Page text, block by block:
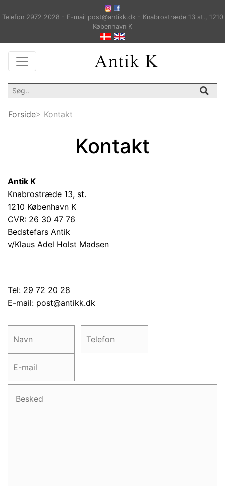
Telefon 2972 2028 - E-mail post@antikk.dk - Knabrostræde 13 st., 1210
København K
Forside> Kontakt
Kontakt
Antik K
Knabrostræde 13, st.
1210 København K
CVR: 26 30 47 76
Bedstefars Antik
v/Klaus Adel Holst Madsen
Tel: 29 72 20 28
E-mail: post@antikk.dk